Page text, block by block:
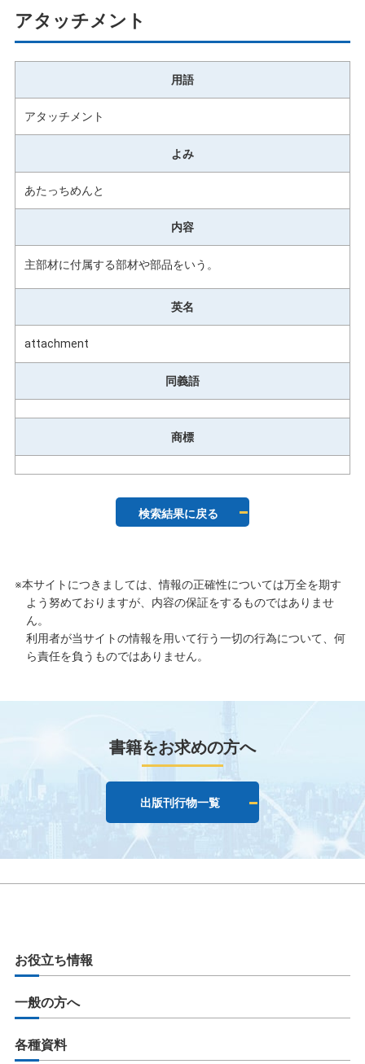
アタッチメント
用語
アタッチメント
よみ
あたっちめんと
内容
主部材に付属する部材や部品をいう。
英名
attachment
同義語
商標
検索結果に戻る
※本サイトにつきましては、情報の正確性については万全を期す
よう努めておりますが、内容の保証をするものではありませ
ん。
利用者が当サイトの情報を用いて行う一切の行為について、何
ら責任を負うものではありません。
書籍をお求めの方へ
出版刊行物一覧
お役立ち情報
一般の方へ
各種資料